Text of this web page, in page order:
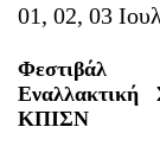
01, 02, 03
Φεστιβάλ
ΚΠΙΣΝ